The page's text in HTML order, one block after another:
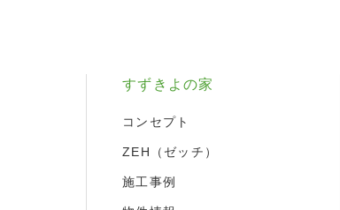
すずきよの家
コンセプト
ZEH（ゼッチ）
施工事例